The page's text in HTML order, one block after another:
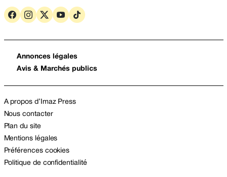
Annonces légales
Avis & Marchés publics
A propos d’Imaz Press
Nous contacter
Plan du site
Mentions légales
Préférences cookies
Politique de confidentialité